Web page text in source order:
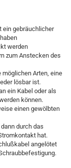
ein gebräuchlicher
werden
zum Anstecken des
Arten, eine
lösbar ist.
ein Kabel oder als
können.
einen gewölbten
durch das
hat.
angelötet